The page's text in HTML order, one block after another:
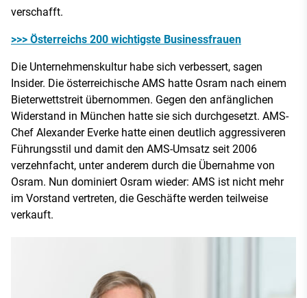
verschafft.
>>> Österreichs 200 wichtigste Businessfrauen
Die Unternehmenskultur habe sich verbessert, sagen
Insider. Die österreichische AMS hatte Osram nach einem
Bieterwettstreit übernommen. Gegen den anfänglichen
Widerstand in München hatte sie sich durchgesetzt. AMS-
Chef Alexander Everke hatte einen deutlich aggressiveren
Führungsstil und damit den AMS-Umsatz seit 2006
verzehnfacht, unter anderem durch die Übernahme von
Osram. Nun dominiert Osram wieder: AMS ist nicht mehr
im Vorstand vertreten, die Geschäfte werden teilweise
verkauft.